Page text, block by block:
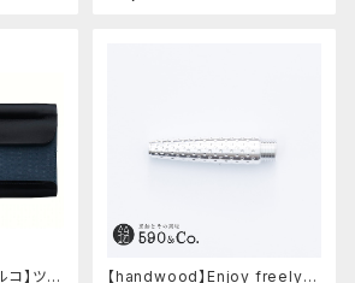
】ツー
【handwood】Enjoy freely